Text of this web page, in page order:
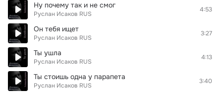
Ну почему так и не смог
Руслан Исаков RUS
4:53
Он тебя ищет
Руслан Исаков RUS
3:27
Ты ушла
Руслан Исаков RUS
4:13
Ты стоишь одна у парапета
Руслан Исаков RUS
3:40